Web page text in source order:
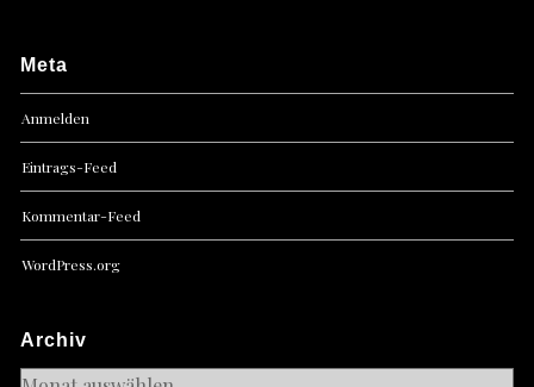
Meta
Anmelden
Eintrags-Feed
Kommentar-Feed
WordPress.org
Archiv
Archiv